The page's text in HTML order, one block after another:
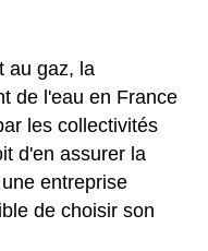
au gaz, la
de l'eau en France
les collectivités
d'en assurer la
entreprise
de choisir son